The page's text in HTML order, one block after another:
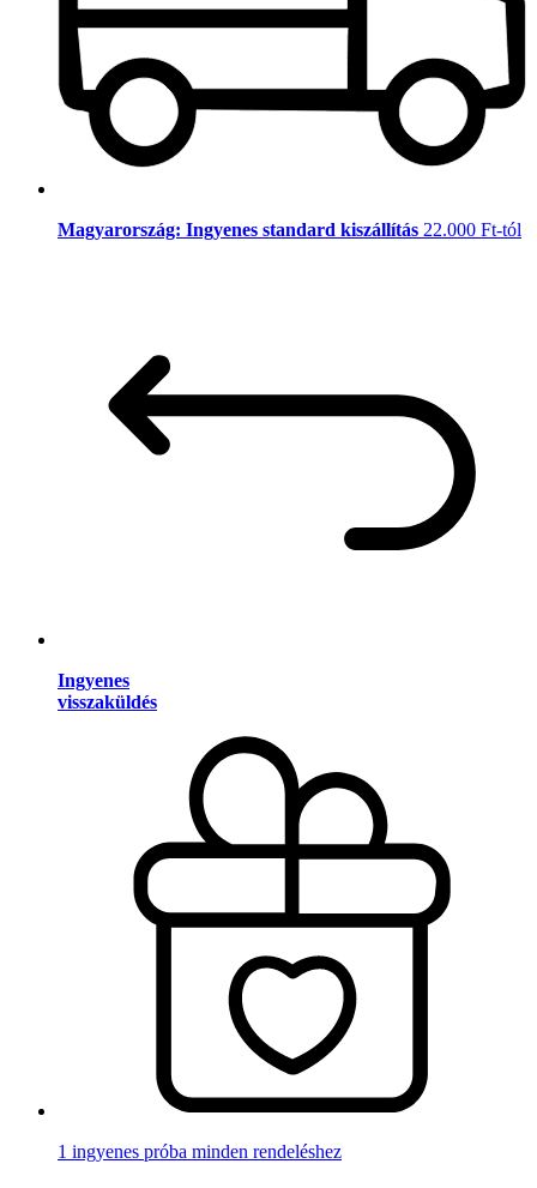
Magyarország: Ingyenes standard kiszállítás 22.000 Ft-tól
Ingyenes
visszaküldés
1 ingyenes próba minden rendeléshez